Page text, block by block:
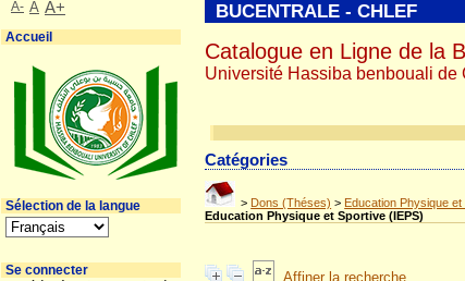
Catégories
> Dons (Théses) > Education Physique
Education Physique et Sportive (IEPS)
Affiner la recherche
BUCENTRALE - CHLEF
Catalogue en Ligne de la
Université Hassiba benbouali de
A- A A+
Accueil
Sélection de la langue
Se connecter